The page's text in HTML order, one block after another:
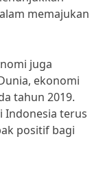
memajukan
juga
ekonomi
tahun 2019.
Indonesia terus
positif bagi